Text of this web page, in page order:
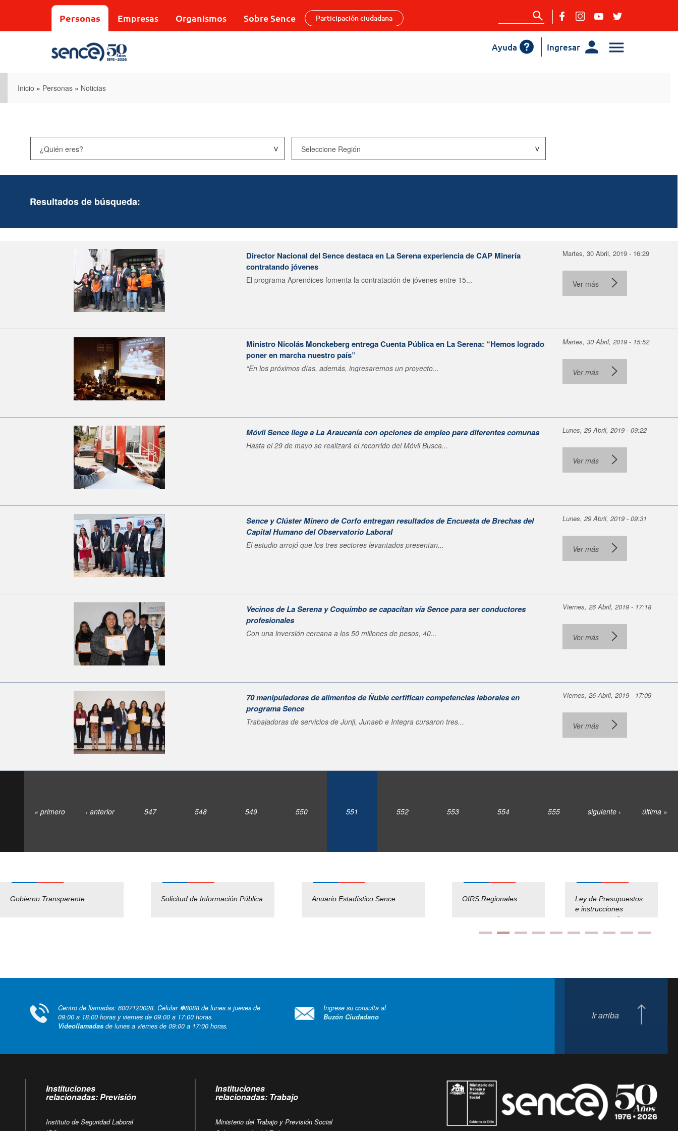
Personas Empresas Organismos Sobre Sence Participación ciudadana
Ingresar
Ayuda
Inicio » Personas » Noticias
Resultados de búsqueda:
Director Nacional del Sence destaca en La Serena experiencia de CAP Minería
contratando jóvenes
El programa Aprendices fomenta la contratación de jóvenes entre 15...
Martes, 30 Abril, 2019 - 16:29
Ver más
Ministro Nicolás Monckeberg entrega Cuenta Pública en La Serena: “Hemos logrado
poner en marcha nuestro país”
“En los próximos días, además, ingresaremos un proyecto...
Martes, 30 Abril, 2019 - 15:52
Ver más
Móvil Sence llega a La Araucanía con opciones de empleo para diferentes comunas
Hasta el 29 de mayo se realizará el recorrido del Móvil Busca...
Lunes, 29 Abril, 2019 - 09:22
Ver más
Sence y Clúster Minero de Corfo entregan resultados de Encuesta de Brechas del
Capital Humano del Observatorio Laboral
El estudio arrojó que los tres sectores levantados presentan...
Lunes, 29 Abril, 2019 - 09:31
Ver más
Vecinos de La Serena y Coquimbo se capacitan vía Sence para ser conductores
profesionales
Con una inversión cercana a los 50 millones de pesos, 40...
Viernes, 26 Abril, 2019 - 17:18
Ver más
70 manipuladoras de alimentos de Ñuble certifican competencias laborales en
programa Sence
Trabajadoras de servicios de Junji, Junaeb e Integra cursaron tres...
Viernes, 26 Abril, 2019 - 17:09
Ver más
« primero ‹ anterior 547 548 549 550 551 552 553 554 555 siguiente › última »
Gobierno Transparente Solicitud de Información Pública Anuario Estadístico Sence
Pago Proveedores
Empleos Públicos
Solicitud Audiencias y
OIRS Regionales
Ley de Presupuestos
e instrucciones
presuspuetarias
Centro de llamadas: 6007120028, Celular ✽8088 de lunes a jueves de
09:00 a 18:00 horas y viernes de 09:00 a 17:00 horas.
Videollamadas de lunes a viernes de 09:00 a 17:00 horas.
Ingrese su consulta al
Buzón Ciudadano
Ir arriba
Instituciones
relacionadas: Previsión
Instituto de Seguridad Laboral
Instituciones
relacionadas: Trabajo
Ministerio del Trabajo y Previsión Social